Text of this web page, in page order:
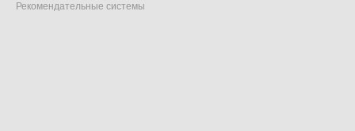
Рекомендательные системы